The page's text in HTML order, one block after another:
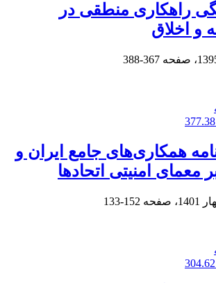
راهکاری منطقی در
و اخلاق
367-388
همکاری‌های جامع ایران و
معمای امنیتی اتحادها
152-133